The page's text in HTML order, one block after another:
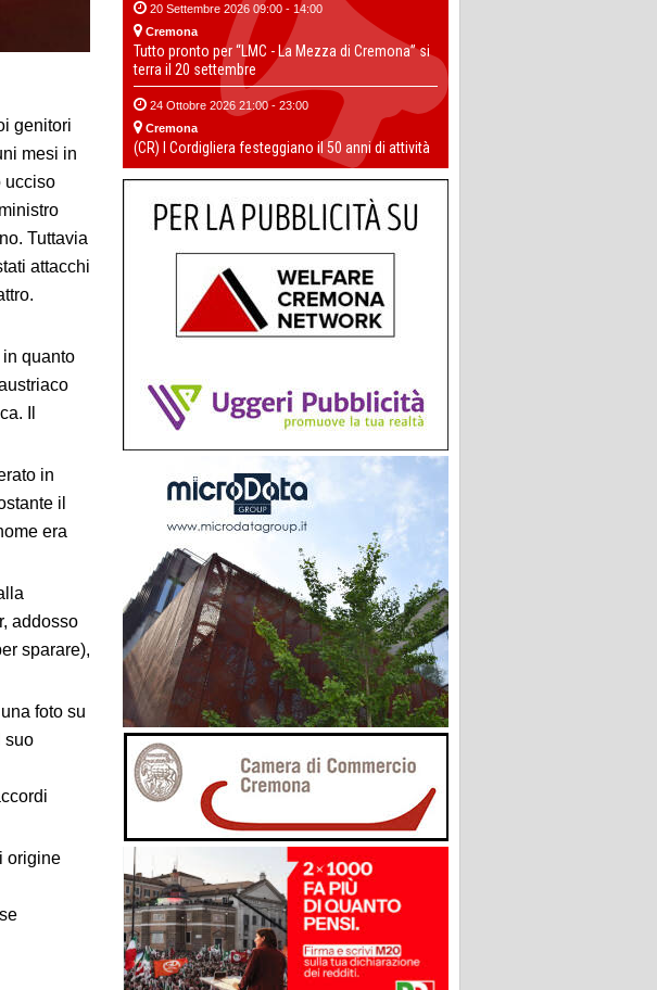
genitori
mesi in
ucciso
Tuttavia
attacchi
quanto
Il
in
il
era
addosso
sparare),
foto su
suo
origine
20 Settembre 2026 09:00 - 14:00
Cremona
Tutto pronto per “LMC - La Mezza di Cremona” si
terra il 20 settembre
24 Ottobre 2026 21:00 - 23:00
Cremona
(CR) I Cordigliera festeggiano il 50 anni di attività